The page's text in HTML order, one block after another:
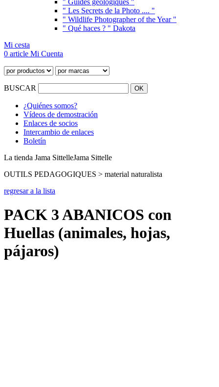
" Guides géologiques "
" Les Secrets de la Photo .... "
" Wildlife Photographer of the Year "
" Qué haces ? " Dakota
Mi cesta
0 article Mi Cuenta
BUSCAR
¿Quiénes somos?
Vídeos de demostración
Enlaces de socios
Intercambio de enlaces
Boletín
La tienda Jama SittelleJama Sittelle
OUTILS PEDAGOGIQUES > material naturalista
regresar a la lista
PACK 3 ABANICOS con
Huellas (animales, hojas,
pájaros)